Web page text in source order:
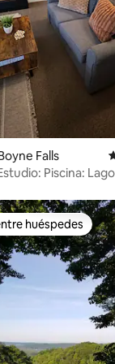
de 5, 190 reseñas
Falls
Piscina:
huéspedes
huéspedes